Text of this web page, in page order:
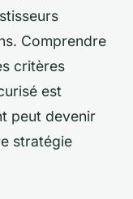
Comprendre
critères
est
peut devenir
stratégie